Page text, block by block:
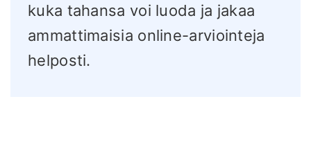
kuka tahansa voi luoda ja jakaa
ammattimaisia ​​online-arviointeja
helposti.